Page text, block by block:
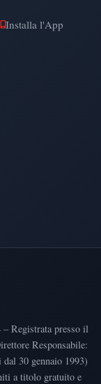
Installa l'App
– Registrata presso il
Responsabile:
30 gennaio 1993)
a titolo gratuito e